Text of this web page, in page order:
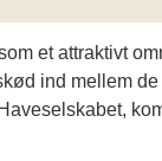
et attraktivt
ind mellem